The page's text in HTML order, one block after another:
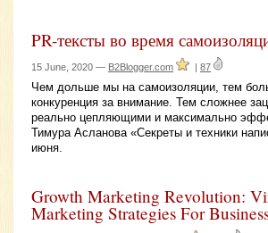
PR-тексты во время
15 June, 2020 — B2Blogger.com | 87
Чем дольше мы на самоизоляции, тем
конкуренция за внимание. Тем сложнее
реально цепляющими и максимально
Тимура Асланова «Секреты и техники
июня.
Growth Marketing Revolution:
Marketing Strategies For